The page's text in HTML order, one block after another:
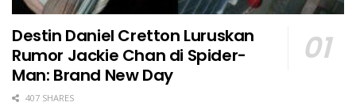
Destin Daniel Cretton Luruskan
Rumor Jackie Chan di Spider-
Man: Brand New Day
407 SHARES